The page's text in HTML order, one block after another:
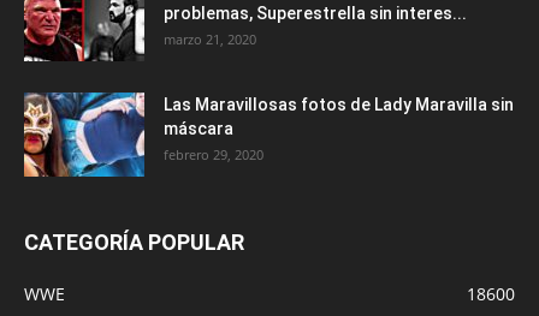
problemas, Superestrella sin interes...
marzo 21, 2020
Las Maravillosas fotos de Lady Maravilla sin
máscara
febrero 29, 2020
CATEGORÍA POPULAR
WWE
18600